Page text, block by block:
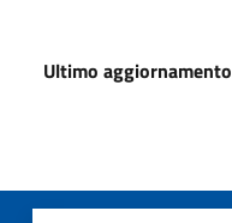
Ultimo aggiornamento